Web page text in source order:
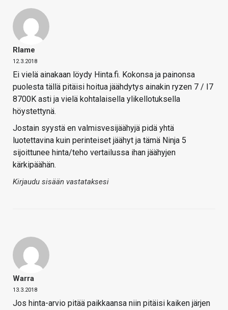
Rlame
12.3.2018
Ei vielä ainakaan löydy Hinta.fi. Kokonsa ja painonsa
puolesta tällä pitäisi hoitua jäähdytys ainakin ryzen 7 / I7
8700K asti ja vielä kohtalaisella ylikellotuksella
höystettynä.
Jostain syystä en valmisvesijäähyjä pidä yhtä
luotettavina kuin perinteiset jäähyt ja tämä Ninja 5
sijoittunee hinta/teho vertailussa ihan jäähyjen
kärkipäähän.
Kirjaudu sisään vastataksesi
Warra
13.3.2018
Jos hinta-arvio pitää paikkaansa niin pitäisi kaiken järjen